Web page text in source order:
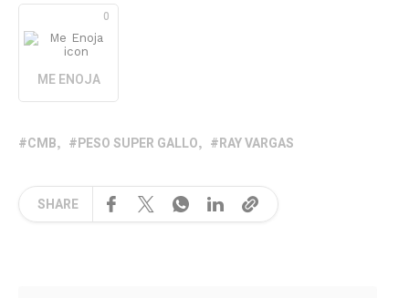
0
ME ENOJA
CMB PESO SUPER GALLO RAY VARGAS
SHARE